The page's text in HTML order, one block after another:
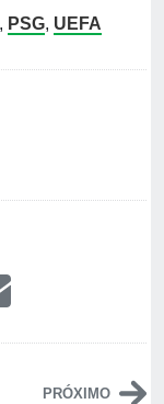
, PSG, UEFA
PRÓXIMO